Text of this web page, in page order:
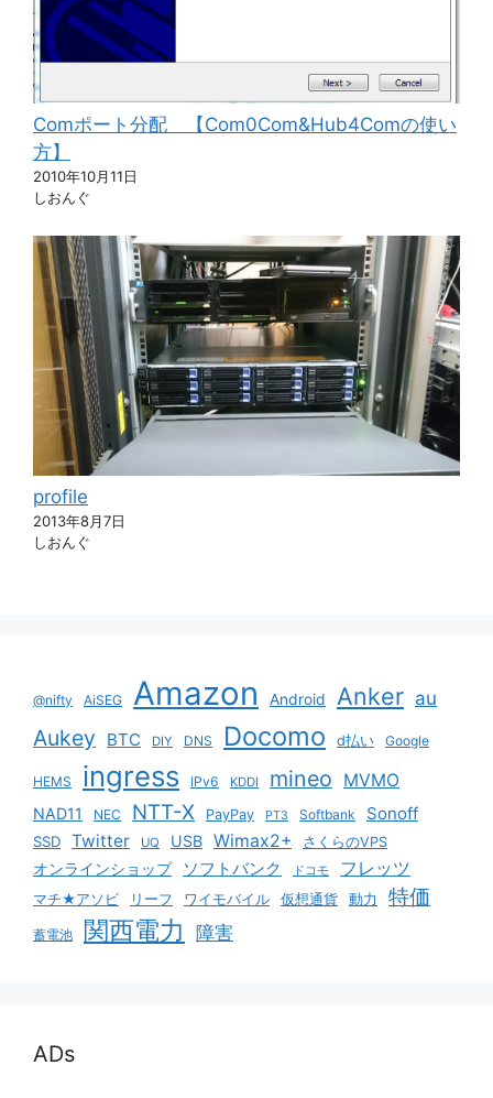
Comポート分配 【Com0Com&Hub4Comの使い
方】
2010年10月11日
しおんぐ
profile
2013年8月7日
しおんぐ
@nifty AiSEG Amazon Android Anker au
Aukey BTC DIY DNS Docomo d払い Google
HEMS ingress IPv6 KDDI mineo MVMO
NAD11 NEC NTT-X PayPay PT3 Softbank Sonoff
SSD Twitter UQ USB Wimax2+ さくらのVPS
オンラインショップ ソフトバンク ドコモ フレッツ
マチ★アソビ リーフ ワイモバイル 仮想通貨 動力 特価
蓄電池 関西電力 障害
ADs